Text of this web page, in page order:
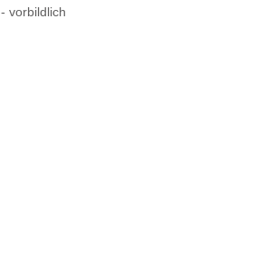
- vorbildlich